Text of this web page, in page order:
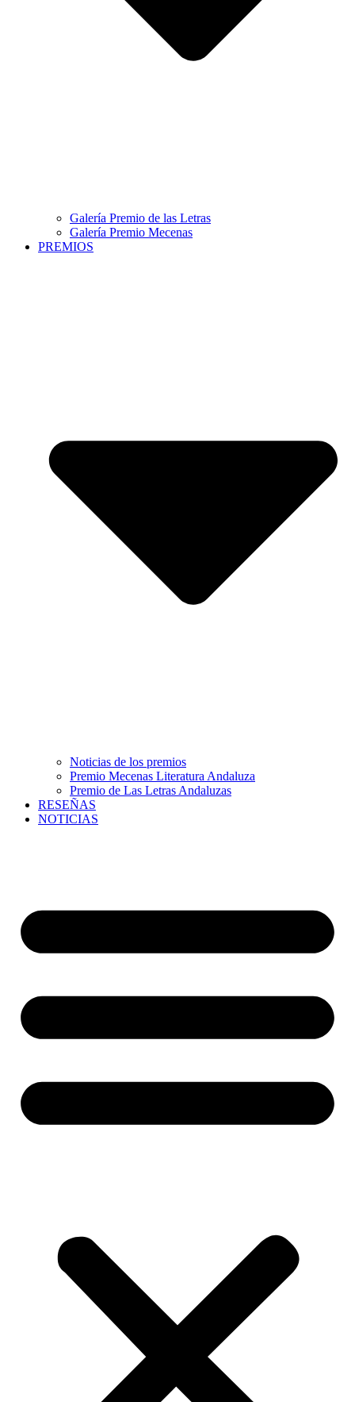
Galería Premio de las Letras
Galería Premio Mecenas
PREMIOS
Noticias de los premios
Premio Mecenas Literatura Andaluza
Premio de Las Letras Andaluzas
RESEÑAS
NOTICIAS